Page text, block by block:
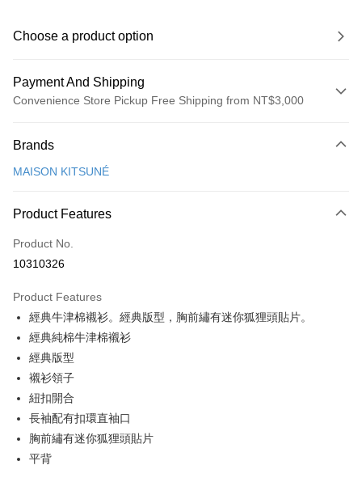
Choose a product option
Payment And Shipping
Convenience Store Pickup Free Shipping from NT$3,000
Credit Card (Full Payment)
ATM Transfer
Shipping Method
NT$100/order | Free shipping on orders of NT$3,000 or more
付款後萊爾富取貨
付款後7-11取貨
NT$100/order | Free shipping on orders of NT$3,000 or more
NT$100/order | Free shipping on orders of NT$3,000 or more
Brands
MAISON KITSUNÉ
Product Features
Product No.
10310326
Product Features
經典牛津棉襯衫。經典版型，胸前繡有迷你狐狸頭貼片。
經典純棉牛津棉襯衫
經典版型
襯衫領子
紐扣開合
長袖配有扣環直袖口
胸前繡有迷你狐狸頭貼片
平背